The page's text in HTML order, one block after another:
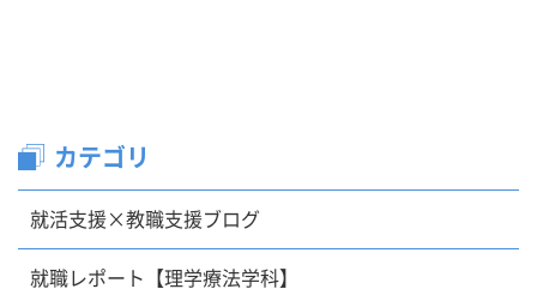
カテゴリ
就活支援×教職支援ブログ
就職レポート【理学療法学科】